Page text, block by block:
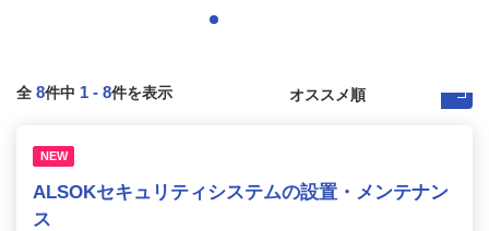
全 8件中 1 - 8件を表示
NEW
ALSOKセキュリティシステムの設置・メンテナン
ス